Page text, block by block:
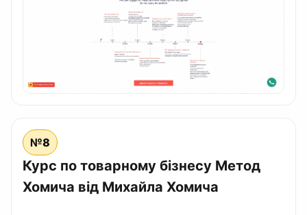
№8
Курс по товарному бізнесу Метод
Хомича від Михайла Хомича